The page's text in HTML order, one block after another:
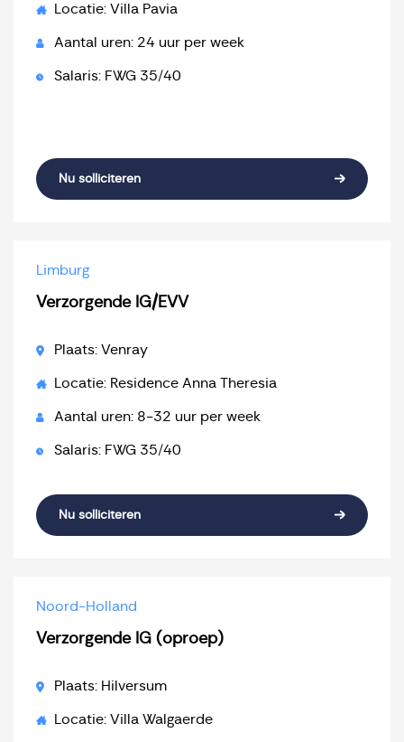
Locatie: Villa Pavia
Aantal uren: 24 uur per week
Salaris: FWG 35/40
Nu solliciteren
Limburg
Verzorgende IG/EVV
Plaats: Venray
Locatie: Residence Anna Theresia
Aantal uren: 8-32 uur per week
Salaris: FWG 35/40
Nu solliciteren
Noord-Holland
Verzorgende IG (oproep)
Plaats: Hilversum
Locatie: Villa Walgaerde